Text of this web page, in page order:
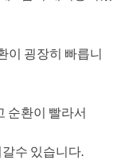
이 굉장히 빠릅니
순환이 빨라서
수 있습니다.